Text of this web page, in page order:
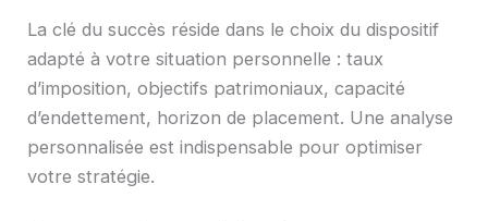
La clé du succès réside dans le choix du dispositif
adapté à votre situation personnelle : taux
d’imposition, objectifs patrimoniaux, capacité
d’endettement, horizon de placement. Une analyse
personnalisée est indispensable pour optimiser
votre stratégie.